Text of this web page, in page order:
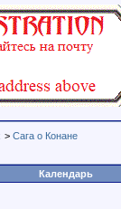
> Сага о Конане
Календарь